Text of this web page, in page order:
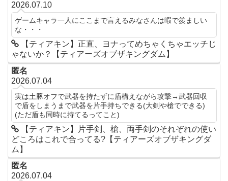
2026.07.10
ゲームキャラ一人にここまで言えるみなさんは暇で羨ましい
な・・・
【ティアキン】正直、ヨナってめちゃくちゃエッチじ
ゃないか？【ティアーズオブザキングダム】
匿名
2026.07.04
実は土豚オフで武器を持たずに盾構えながら攻撃→武器回収
で盾をしまうまで武器を片手持ちできる(大剣や槍でできる)
(ただ盾も同時に持てるってこと)
【ティアキン】片手剣、槍、両手剣のそれぞれの使い
どころはこれで合ってる?【ティアーズオブザキングダ
ム】
匿名
2026.07.04